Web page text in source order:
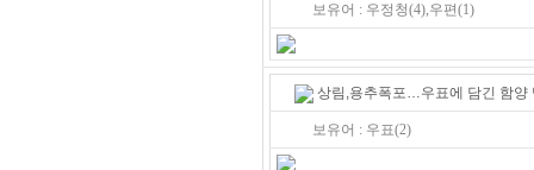
보유어 : 우정청(4),우편(1)
상림,용추폭포…우표에 담긴 함양
보유어 : 우표(2)